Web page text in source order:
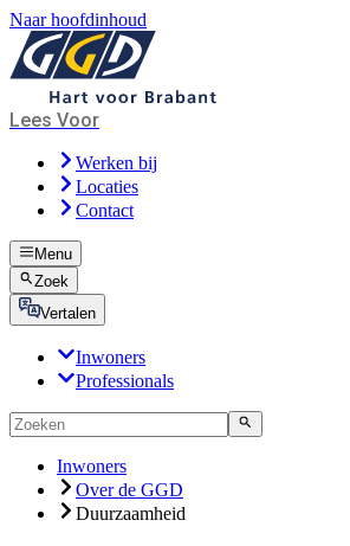
Naar hoofdinhoud
Lees Voor
Werken bij
Locaties
Contact
Menu
Zoek
Vertalen
Inwoners
Professionals
Inwoners
Over de GGD
Duurzaamheid